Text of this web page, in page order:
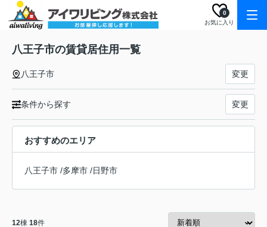
お気に入り
0
八王子市の賃貸居住用一覧
八王子市 変更
条件から探す 変更
おすすめのエリア
八王子市 /多摩市 /日野市
12棟 18件